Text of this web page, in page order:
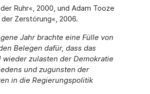
Ruhr«, 2000, und Adam Tooze
Zerstörung«, 2006.
Jahr brachte eine Fülle von
Belegen dafür, dass das
wieder zulasten der Demokratie
und zugunsten der
in die Regierungspolitik